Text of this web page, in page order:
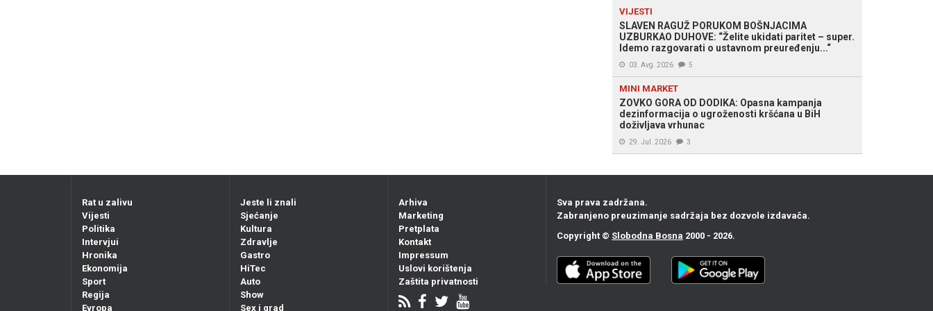
VIJESTI
SLAVEN RAGUŽ PORUKOM BOŠNJACIMA
UZBURKAO DUHOVE: “Želite ukidati paritet – super.
Idemo razgovarati o ustavnom preuređenju...“
03. Avg. 2026 5
MINI MARKET
ZOVKO GORA OD DODIKA: Opasna kampanja
dezinformacija o ugroženosti kršćana u BiH
doživljava vrhunac
29. Jul. 2026 3
Rat u zalivu
Vijesti
Politika
Intervjui
Hronika
Ekonomija
Sport
Regija
Evropa
Jeste li znali
Sjećanje
Kultura
Zdravlje
Gastro
HiTec
Auto
Show
Sex i grad
Arhiva
Marketing
Pretplata
Kontakt
Impressum
Uslovi korištenja
Zaštita privatnosti
Sva prava zadržana.
Zabranjeno preuzimanje sadržaja bez dozvole izdavača.
Copyright © Slobodna Bosna 2000 - 2026.